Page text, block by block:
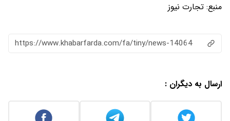
منبع: تجارت نیوز
https://www.khabarfarda.com/fa/tiny/news-14064
ارسال به دیگران :